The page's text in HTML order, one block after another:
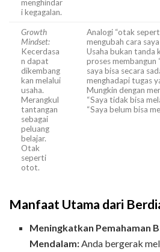
menghindar
i kegagalan.
Growth
Mindset:
Kecerdasa
n dapat
dikembang
kan melalui
usaha.
Merangkul
tantangan
sebagai
peluang
belajar.
Otak
seperti
otot.
Analogi “otak
mengubah cara
Usaha bukan tanda
proses membangun
saya bisa secara
menghadapi tugas
Mungkin dengan
“Saya tidak bisa
“Saya belum bisa
Manfaat Utama dari
Meningkatkan Pemahaman
Mendalam:Anda bergerak